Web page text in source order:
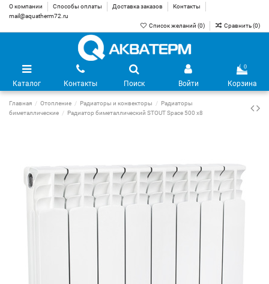
О компании Способы оплаты Доставка заказов
Контакты
mail@aquatherm72.ru
Список желаний (0) Сравнить (0)
Каталог Контакты Поиск Войти
0
Корзина
Главная Отопление Радиаторы и конвекторы
Радиаторы
биметаллические
Радиатор биметаллический STOUT Space 500 х8